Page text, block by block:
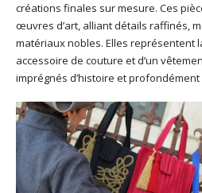
créations finales sur mesure. Ces
œuvres d’art, alliant détails raffinés,
matériaux nobles. Elles représentent
accessoire de couture et d’un
imprégnés d’histoire et